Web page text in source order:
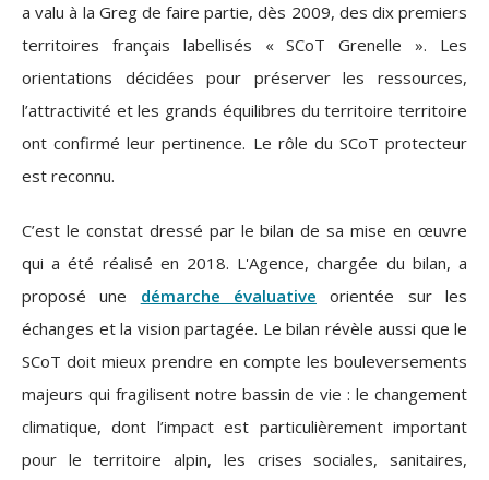
a valu à la Greg de faire partie, dès 2009, des dix premiers
territoires français labellisés « SCoT Grenelle ». Les
orientations décidées pour préserver les ressources,
l’attractivité et les grands équilibres du territoire territoire
ont confirmé leur pertinence. Le rôle du SCoT protecteur
est reconnu.
C’est le constat dressé par le bilan de sa mise en œuvre
qui a été réalisé en 2018. L'Agence, chargée du bilan, a
proposé une démarche évaluative orientée sur les
échanges et la vision partagée. Le bilan révèle aussi que le
SCoT doit mieux prendre en compte les bouleversements
majeurs qui fragilisent notre bassin de vie : le changement
climatique, dont l’impact est particulièrement important
pour le territoire alpin, les crises sociales, sanitaires,